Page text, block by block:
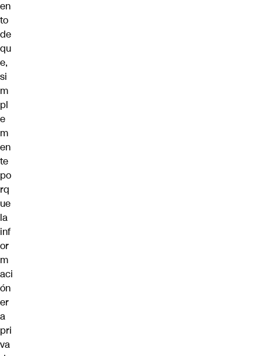
en
to
de
qu
e,
si
m
pl
e
m
en
te
po
rq
ue
la
inf
or
m
aci
ón
er
a
pri
va